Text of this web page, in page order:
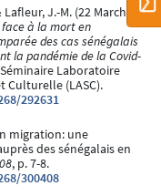
Lafleur, J.-M. (22 March
à la mort en
des cas sénégalais
la pandémie de la Covid-
Laboratoire
Culturelle (LASC).
292631
migration: une
des sénégalais en
, p. 7-8.
300408